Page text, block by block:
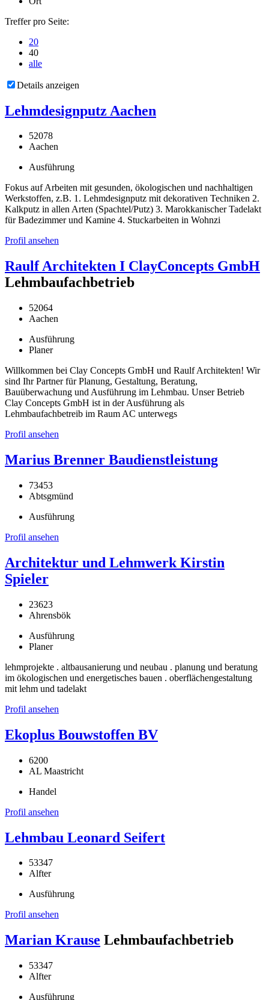
Treffer pro Seite:
20
40
alle
Details anzeigen
Lehmdesignputz Aachen
52078
Aachen
Ausführung
Fokus auf Arbeiten mit gesunden, ökologischen und nachhaltigen
Werkstoffen, z.B. 1. Lehmdesignputz mit dekorativen Techniken 2.
Kalkputz in allen Arten (Spachtel/Putz) 3. Marokkanischer Tadelakt
für Badezimmer und Kamine 4. Stuckarbeiten in Wohnzi
Profil ansehen
Raulf Architekten I ClayConcepts GmbH
Lehmbaufachbetrieb
52064
Aachen
Ausführung
Planer
Willkommen bei Clay Concepts GmbH und Raulf Architekten! Wir
sind Ihr Partner für Planung, Gestaltung, Beratung,
Bauüberwachung und Ausführung im Lehmbau. Unser Betrieb
Clay Concepts GmbH ist in der Ausführung als
Lehmbaufachbetreib im Raum AC unterwegs
Profil ansehen
Marius Brenner Baudienstleistung
73453
Abtsgmünd
Ausführung
Profil ansehen
Architektur und Lehmwerk Kirstin
Spieler
23623
Ahrensbök
Ausführung
Planer
lehmprojekte . altbausanierung und neubau . planung und beratung
im ökologischen und energetisches bauen . oberflächengestaltung
mit lehm und tadelakt
Profil ansehen
Ekoplus Bouwstoffen BV
6200
AL Maastricht
Handel
Profil ansehen
Lehmbau Leonard Seifert
53347
Alfter
Ausführung
Profil ansehen
Marian Krause Lehmbaufachbetrieb
53347
Alfter
Ausführung